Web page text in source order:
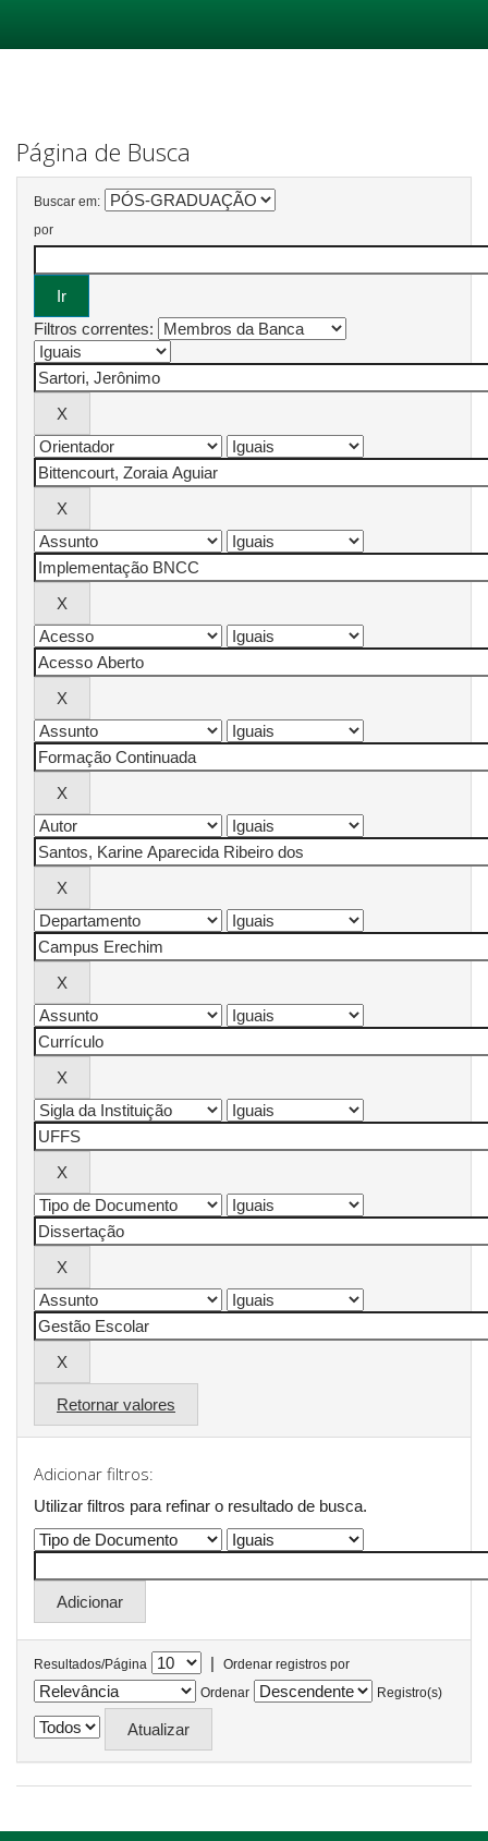
Página de Busca
Buscar em:
por
Filtros correntes:
Retornar valores
Adicionar filtros:
Utilizar filtros para refinar o resultado de busca.
Resultados/Página |
Ordenar registros por
Ordenar
Registro(s)